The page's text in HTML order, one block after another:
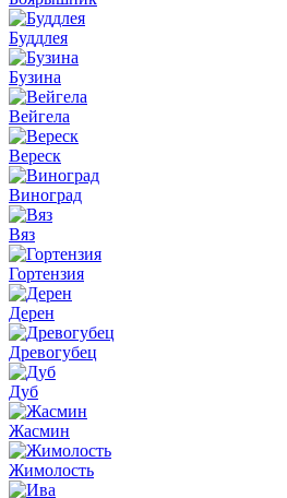
Буддлея
Бузина
Вейгела
Вереск
Виноград
Вяз
Гортензия
Дерен
Древогубец
Дуб
Жасмин
Жимолость